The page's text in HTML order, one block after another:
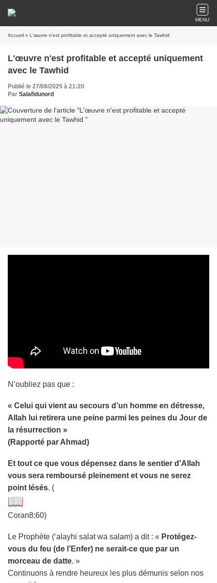
MENU
Accueil » L'œuvre n'est profitable et accepté uniquement avec le Tawhid
L'œuvre n'est profitable et accepté uniquement
avec le Tawhid
Publié le 27/08/2025 à 21:20
Par Salafidunord
N’oubliez pas que :
« Celui qui vient au secours d’un homme en détresse,
Allah lui retirera une peine parmi les peines du Jour de
la résurrection »
(Rapporté par Ahmad)
Et tout ce que vous dépensez dans le sentier d'Allah
vous sera remboursé pleinement et vous ne serez
point lésés. (
Coran8:60)
Le Prophète (‘alayhi salat wa salam) a dit : « Protégez-
vous du feu (de l’Enfer) ne serait-ce que par un
morceau de datte. »
Continuons à rendre heureux les plus démunis selon nos